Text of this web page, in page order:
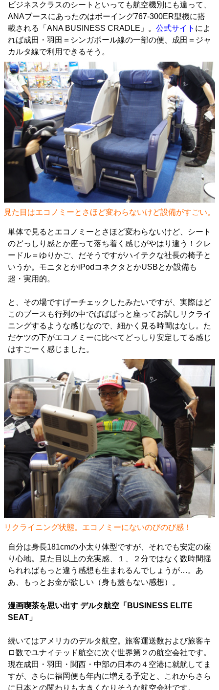
ビジネスクラスのシートといっても航空機別にも違って、
ANAブースにあったのはボーイング767-300ER型機に搭
載される「ANA BUSINESS CRADLE」。 公式サイト によ
れば成田・羽田＝シンガポール線の一部の便、成田＝ジャ
カルタ線で利用できるそう。
見た目はエコノミーとさほど変わらないけど設備がすごい。
単体で見るとエコノミーとさほど変わらないけど、シート
のどっしり感とか座って落ち着く感じがやはり違う！クレ
ードル＝ゆりかご、だそうですがハイテクな社長の椅子と
いうか。モニタとかiPodコネクタとかUSBとか設備も
超・実用的。
と、その場ですげーチェックしたみたいですが、実際はど
このブースも行列の中でばばばっと座ってお試しリクライ
ニングするような感じなので、細かく見る時間はなし。た
だケツの下がエコノミーに比べてどっしり安定してる感じ
はすごーく感じました。
リクライニング状態。エコノミーにないのびのび感！
自分は身長181cmの小太り体型ですが、それでも安定の座
り心地。見た目以上の充実感、１、２分ではなく数時間揺
られればもっと違う感想も生まれるんでしょうが…。あ
あ、もっとお金が欲しい（身も蓋もない感想）。
漫画喫茶を思い出す デルタ航空「BUSINESS ELITE
SEAT」
続いてはアメリカのデルタ航空。旅客運送数および旅客キ
ロ数でユナイテッド航空に次ぐ世界第２の航空会社です。
現在成田・羽田・関西・中部の日本の４空港に就航してま
すが、さらに福岡便も年内に増える予定と、これからさら
に日本との関わりも大きくなりそうな航空会社です。